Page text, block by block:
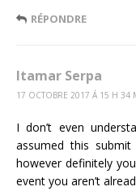
RÉPONDRE
Itamar Serpa
17 OCTOBRE 2017 Á 15 H 34
I don’t even
assumed this
however definitely
event you aren’t